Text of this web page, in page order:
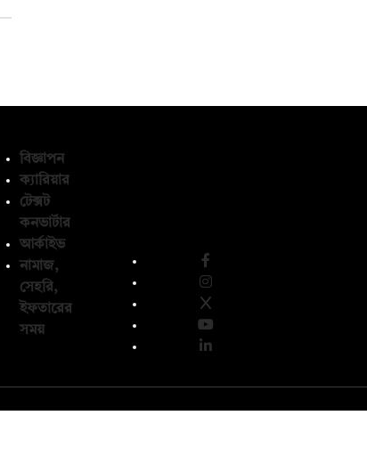
বিজ্ঞাপন
ক্যারিয়ার
টেক্সট
কনভার্টার
আর্কাইভ
নামাজ,
সেহরি,
ইফতারের
সময়